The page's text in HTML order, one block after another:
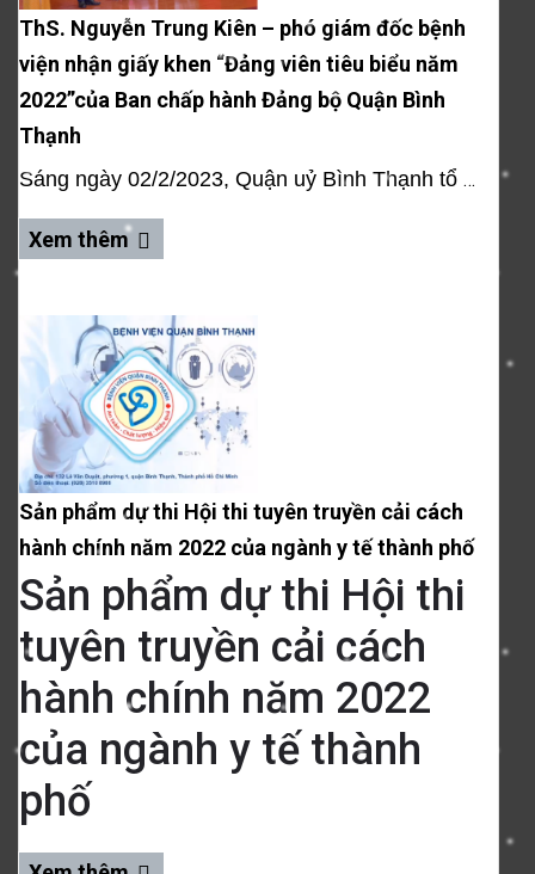
ThS. Nguyễn Trung Kiên – phó giám đốc bệnh
viện nhận giấy khen “Đảng viên tiêu biểu năm
2022”của Ban chấp hành Đảng bộ Quận Bình
Thạnh
Sáng ngày 02/2/2023, Quận uỷ Bình Thạnh tổ chức họp mặt kỷ niệm 93 năm ngày thành lập Đảng Cộng sản Việt Nam và Lễ trao tặng Huy hiệu Đảng đợt ngày 03/02/2023 và tuyên dương bí thư chi bộ khu phố, Đảng viên tiêu biểu năm 2022.
Xem thêm
Sản phẩm dự thi Hội thi tuyên truyền cải cách
hành chính năm 2022 của ngành y tế thành phố
Sản phẩm dự thi Hội thi
tuyên truyền cải cách
hành chính năm 2022
của ngành y tế thành
phố